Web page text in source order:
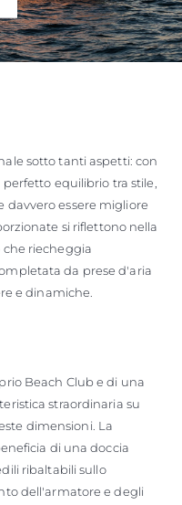
sotto tanti aspetti: con
equilibrio tra stile,
essere migliore
si riflettono nella
riecheggia
da prese d'aria
e dinamiche.
Beach Club e di una
straordinaria su
dimensioni. La
di una doccia
ribaltabili sullo
dell'armatore e degli